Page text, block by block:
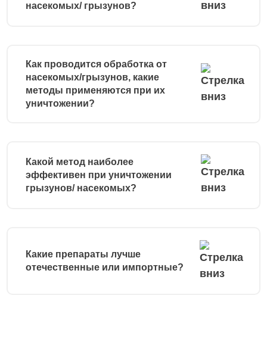
насекомых/ грызунов?
Как проводится обработка от
насекомых/грызунов, какие
методы применяются при их
уничтожении?
Какой метод наиболее
эффективен при уничтожении
грызунов/ насекомых?
Какие препараты лучше
отечественные или импортные?